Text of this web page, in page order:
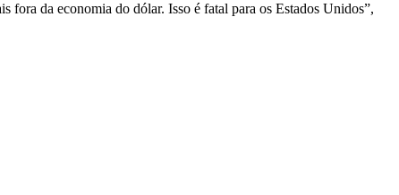
fora da economia do dólar. Isso é fatal para os Estados Unidos”,